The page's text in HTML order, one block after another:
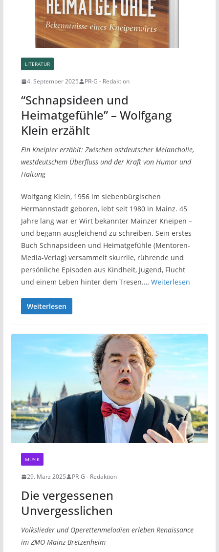
LITERATUR
4. September 2025 PR-G - Redaktion
“Schnapsideen und
Heimatgefühle” – Wolfgang
Klein erzählt
Ein Kneipier erzählt: Zwischen ostdeutscher Melancholie,
westdeutschem Überfluss und der Kraft von Humor und
Haltung
Wolfgang Klein, 1956 im siebenbürgischen
Hermannstadt geboren, lebt seit 1980 in Mainz. 45
Jahre lang war er Wirt bekannter Mainzer Kneipen –
und begann ausgleichend zu schreiben. Sein erstes
Buch Schnapsideen und Heimatgefühle (Mentoren-
Media-Verlag) versammelt skurrile, rührende und
persönliche Episoden aus Kindheit, Jugend, Flucht
und einem Leben hinter dem Tresen.… Weiterlesen
Weiterlesen
MUSIK
29. März 2025 PR-G - Redaktion
Die vergessenen
Unvergesslichen
Volkslieder und Operettenmelodien erleben Renaissance
im ZMO Mainz-Bretzenheim